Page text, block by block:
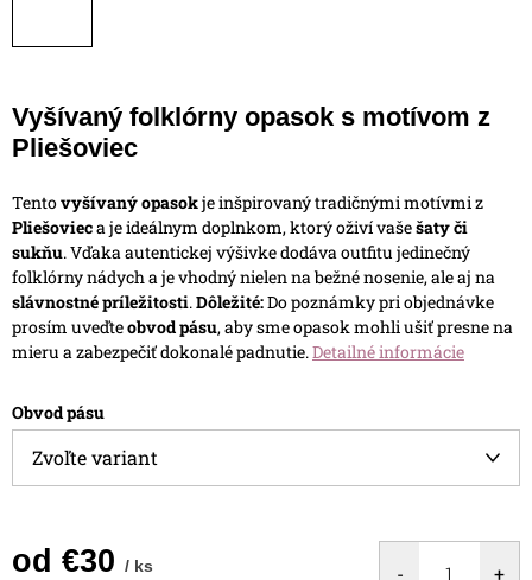
Vyšívaný folklórny opasok s motívom z
Pliešoviec
Tentovyšívaný opasokje inšpirovaný tradičnými motívmi z
Pliešovieca je ideálnym doplnkom, ktorý oživí vašešaty či
sukňu. Vďaka autentickej výšivke dodáva outfitu jedinečný
folklórny nádych a je vhodný nielen na bežné nosenie, ale aj na
slávnostné príležitosti.Dôležité:Do poznámky pri objednávke
prosím uveďteobvod pásu, aby sme opasok mohli ušiť presne na
mieru a zabezpečiť dokonalé padnutie.Detailné informácie
Obvod pásu
od €30 / ks